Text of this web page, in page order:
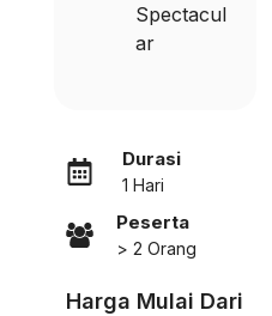
Spectacul
ar
Durasi
1 Hari
Peserta
> 2 Orang
Harga Mulai Dari